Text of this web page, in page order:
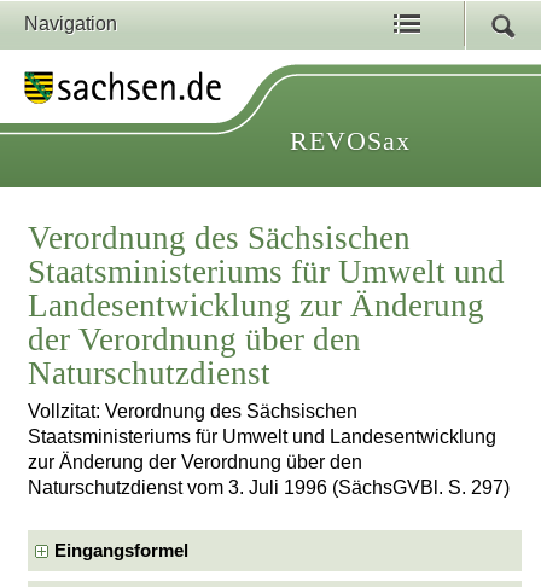
Navigation
REVOSax
Verordnung des Sächsischen
Staatsministeriums für Umwelt und
Landesentwicklung zur Änderung
der Verordnung über den
Naturschutzdienst
Vollzitat: Verordnung des Sächsischen
Staatsministeriums für Umwelt und Landesentwicklung
zur Änderung der Verordnung über den
Naturschutzdienst vom 3. Juli 1996 (SächsGVBl. S. 297)
Eingangsformel